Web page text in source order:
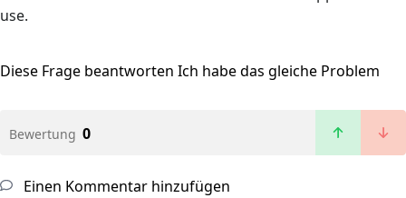
use.
Diese Frage beantworten Ich habe das gleiche Problem
Bewertung 0
Einen Kommentar hinzufügen